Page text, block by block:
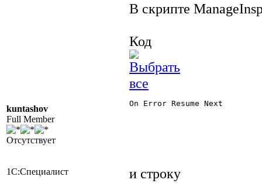
kuntashov
Full Member
Отсутствует
1С:Специалист
В скрипте
Код
On Error Resume Next
и строку